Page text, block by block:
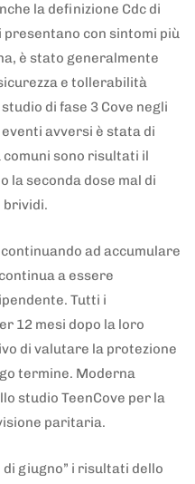
la definizione Cdc di
presentano con sintomi più
è stato generalmente
e tollerabilità
di fase 3 Cove negli
avversi è stata di
sono risultati il
la seconda dose mal di
brividi.
ad accumulare
a essere
Tutti i
12 mesi dopo la loro
di valutare la protezione
termine. Moderna
studio TeenCove per la
paritaria.
giugno” i risultati dello